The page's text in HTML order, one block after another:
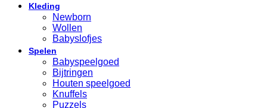
Kleding
Newborn
Wollen
Babyslofjes
Spelen
Babyspeelgoed
Bijtringen
Houten speelgoed
Knuffels
Puzzels